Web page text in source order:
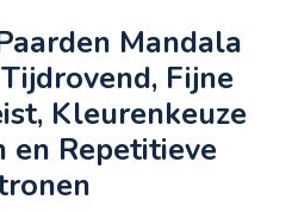
Mandala
Fijne
Kleurenkeuze
en Repetitieve